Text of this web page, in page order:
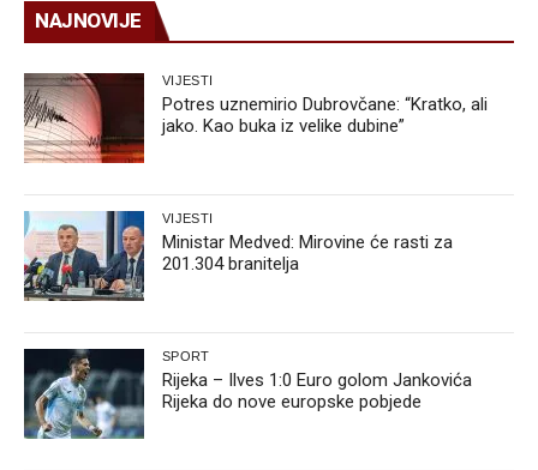
NAJNOVIJE
VIJESTI
Potres uznemirio Dubrovčane: “Kratko, ali
jako. Kao buka iz velike dubine”
VIJESTI
Ministar Medved: Mirovine će rasti za
201.304 branitelja
SPORT
Rijeka – Ilves 1:0 Euro golom Jankovića
Rijeka do nove europske pobjede